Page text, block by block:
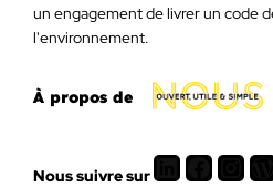
un engagement de livrer un code
l'environnement.
À propos de
Nous suivre surLinkedIn Facebook Instagram WordPress